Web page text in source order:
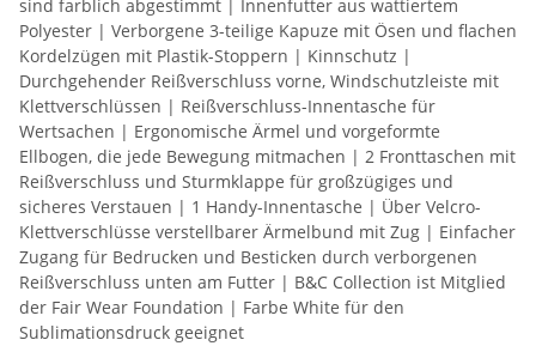
sind farblich abgestimmt | Innenfutter aus wattiertem
Polyester | Verborgene 3-teilige Kapuze mit Ösen und flachen
Kordelzügen mit Plastik-Stoppern | Kinnschutz |
Durchgehender Reißverschluss vorne, Windschutzleiste mit
Klettverschlüssen | Reißverschluss-Innentasche für
Wertsachen | Ergonomische Ärmel und vorgeformte
Ellbogen, die jede Bewegung mitmachen | 2 Fronttaschen mit
Reißverschluss und Sturmklappe für großzügiges und
sicheres Verstauen | 1 Handy-Innentasche | Über Velcro-
Klettverschlüsse verstellbarer Ärmelbund mit Zug | Einfacher
Zugang für Bedrucken und Besticken durch verborgenen
Reißverschluss unten am Futter | B&C Collection ist Mitglied
der Fair Wear Foundation | Farbe White für den
Sublimationsdruck geeignet